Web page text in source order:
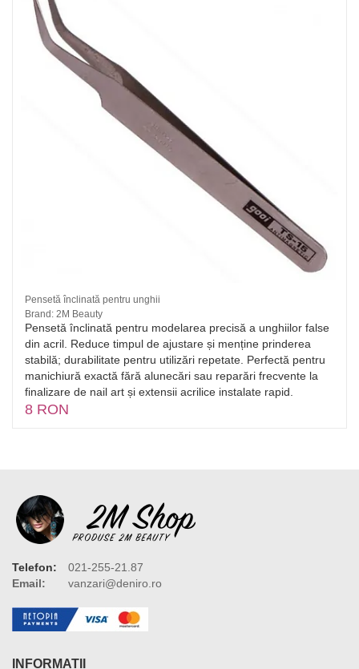
Pensetă înclinată pentru unghii
Brand: 2M Beauty
Pensetă înclinată pentru modelarea precisă a unghiilor false
din acril. Reduce timpul de ajustare și menține prinderea
stabilă; durabilitate pentru utilizări repetate. Perfectă pentru
manichiură exactă fără alunecări sau reparări frecvente la
finalizare de nail art și extensii acrilice instalate rapid.
8 RON
Telefon:
021-255-21.87
Email:
vanzari@deniro.ro
INFORMATII